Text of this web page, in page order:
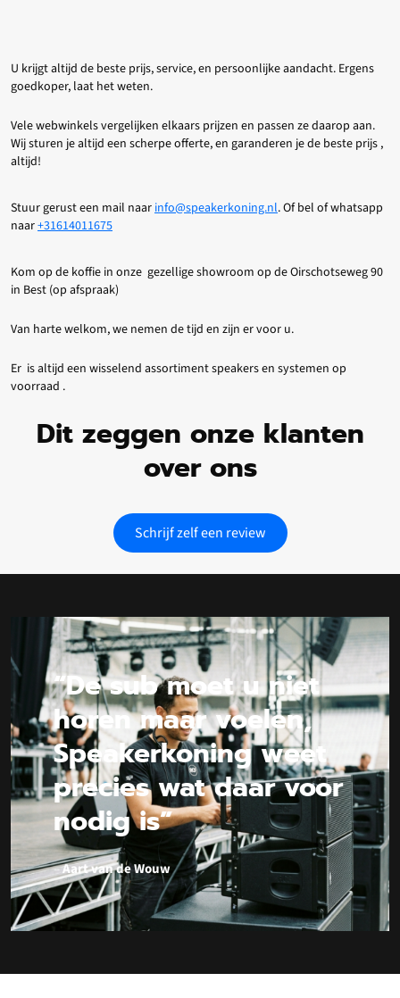
U krijgt altijd de beste prijs, service, en persoonlijke aandacht. Ergens
goedkoper, laat het weten.
Vele webwinkels vergelijken elkaars prijzen en passen ze daarop aan.
Wij sturen je altijd een scherpe offerte, en garanderen je de beste prijs ,
altijd!
Stuur gerust een mail naar info@speakerkoning.nl. Of bel of whatsapp
naar+31614011675
Kom op de koffie in onze gezellige showroom op de Oirschotseweg 90
in Best (op afspraak)
Van harte welkom, we nemen de tijd en zijn er voor u.
Er is altijd een wisselend assortiment speakers en systemen op
voorraad .
Dit zeggen onze klanten
over ons
Schrijf zelf een review
“De sub moet u niet
horen maar voelen,
Speakerkoning weet
precies wat daar voor
nodig is”
–Aart van de Wouw